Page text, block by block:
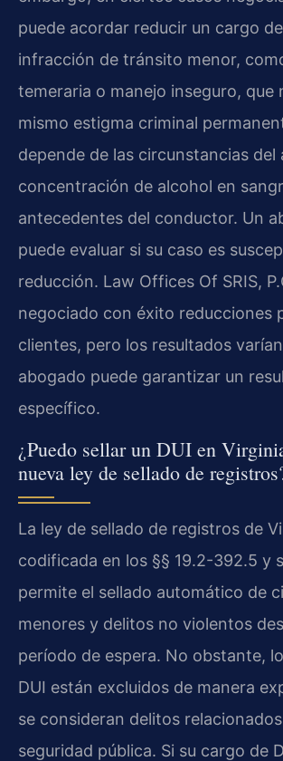
puede acordar reducir un cargo
infracción de tránsito menor,
temeraria o manejo inseguro, que
mismo estigma criminal
depende de las circunstancias del
concentración de alcohol en
antecedentes del conductor. Un
puede evaluar si su caso es
reducción. Law Offices Of SRIS,
negociado con éxito reducciones
clientes, pero los resultados
abogado puede garantizar un
específico.
¿Puedo sellar un DUI en
nueva ley de sellado de
La ley de sellado de registros de
codificada en los §§ 19.2-392.5 y
permite el sellado automático de
menores y delitos no violentos
período de espera. No obstante,
DUI están excluidos de manera
se consideran delitos
seguridad pública. Si su cargo de